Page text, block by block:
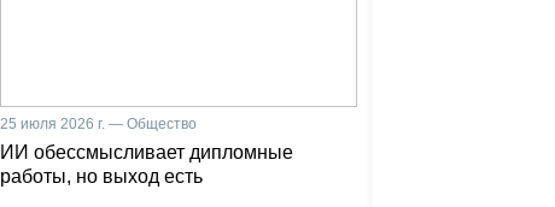
25 июля 2026 г. — Общество
ИИ обессмысливает дипломные
работы, но выход есть